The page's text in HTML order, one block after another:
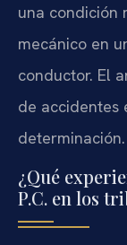
una condición
mecánico en
conductor. El
de accidentes
determinación.
¿Qué
P.C. en los